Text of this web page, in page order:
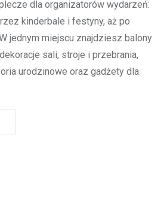
dla organizatorów wydarzeń:
kinderbale i festyny, aż po
jednym miejscu znajdziesz balony
sali, stroje i przebrania,
urodzinowe oraz gadżety dla